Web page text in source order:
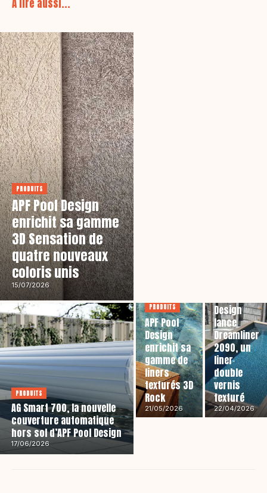
A lire aussi...
PRODUITS
APF Pool Design
enrichit sa gamme
3D Sensation de
quatre nouveaux
coloris unis
15/07/2026
PRODUITS
AG Smart 700, la nouvelle
couverture automatique
hors sol d’APF Pool Design
17/06/2026
PRODUITS
APF Pool
Design
enrichit sa
gamme de
liners
texturés 3D
Rock
21/05/2026
Design
lance
Dreamliner
2090, un
liner
double
vernis
texturé
22/04/2026